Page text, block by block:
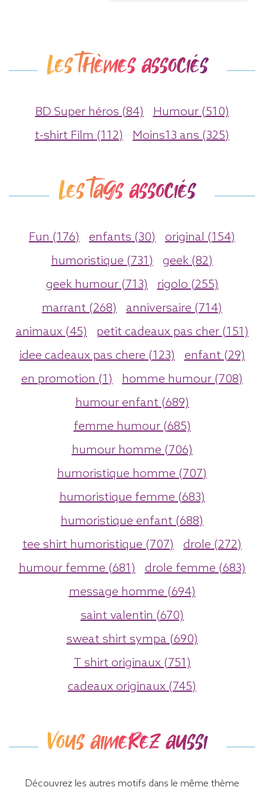
Les thèmes associés
BD Super héros (84)
Humour (510)
t-shirt Film (112)
Moins13 ans (325)
Les tags associés
Fun (176) enfants (30)
original (154)
humoristique (731)
geek (82)
geek humour (713)
rigolo (255)
marrant (268)
anniversaire (714)
animaux (45)
petit cadeaux pas cher (151)
idee cadeaux pas chere (123)
enfant (29)
en promotion (1)
homme humour (708)
humour enfant (689)
femme humour (685)
humour homme (706)
humoristique homme (707)
humoristique femme (683)
humoristique enfant (688)
tee shirt humoristique (707)
drole (272)
humour femme (681)
drole femme (683)
message homme (694)
saint valentin (670)
sweat shirt sympa (690)
T shirt originaux (751)
cadeaux originaux (745)
Vous aimerez aussi
Découvrez les autres motifs dans le même thème